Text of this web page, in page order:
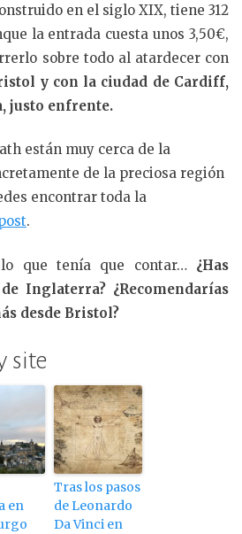
en el siglo XIX, tiene 312
la entrada cuesta unos 3,50€,
sobre todo al atardecer con
y con la ciudad de Cardiff,
justo enfrente.
están muy cerca de la
de la preciosa región
encontrar toda la
.
que tenía que contar… ¿Has
Inglaterra? ¿Recomendarías
desde Bristol?
site
en
Tras los pasos
de Leonardo
Da Vinci en